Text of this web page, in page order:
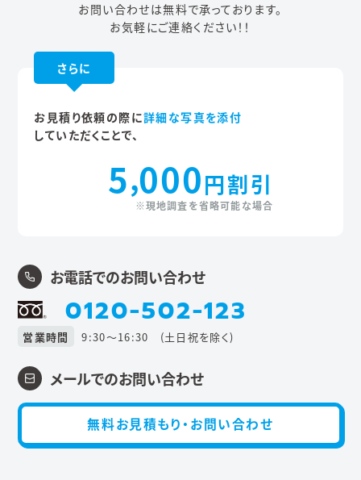
お問い合わせは無料で承っております。
お気軽にご連絡ください！！
さらに
お見積り依頼の際に詳細な写真を添付
していただくことで、
5,000円割引
※現地調査を省略可能な場合
お電話でのお問い合わせ
0120-502-123
営業時間 9:30〜16:30 (土日祝を除く)
メールでのお問い合わせ
無料お見積もり・お問い合わせ